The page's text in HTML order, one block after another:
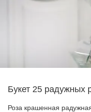
Букет 25 радужных
Роза крашенная